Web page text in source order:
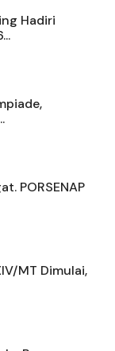
Hadiri
PORSENAP
MT Dimulai,